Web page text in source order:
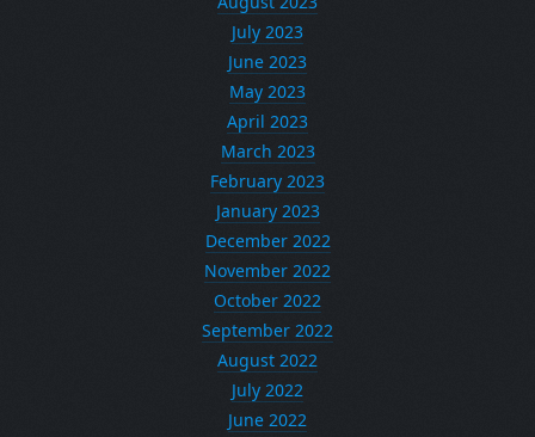
July 2023
June 2023
May 2023
April 2023
March 2023
February 2023
January 2023
December 2022
November 2022
October 2022
September 2022
August 2022
July 2022
June 2022